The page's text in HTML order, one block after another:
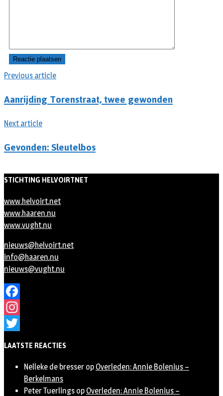
Previous article
Aanrijding Torenstraat, twee gewonden
Next article
Gevonden: Sleutelbos
STICHTING HELVOIRTNET
www.helvoirt.net
www.haaren.nu
www.vught.nu
nieuws@helvoirt.net
info@haaren.nu
nieuws@vught.nu
Facebook
Instagram
LAATSTE REACTIES
Nelleke de bresser op Overleden: Annie Bolenius –
Berkelmans
Peter Tuerlings op Overleden: Annie Bolenius –